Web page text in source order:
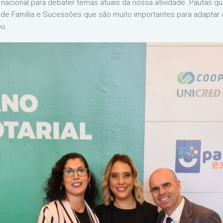
para debater temas atuais da nossa atividade. Pautas
Família e Sucessões que são muito importantes para adaptar